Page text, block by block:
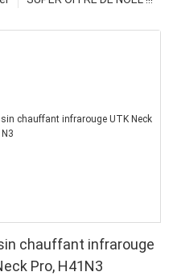
chauffant infrarouge
Pro, H41N3